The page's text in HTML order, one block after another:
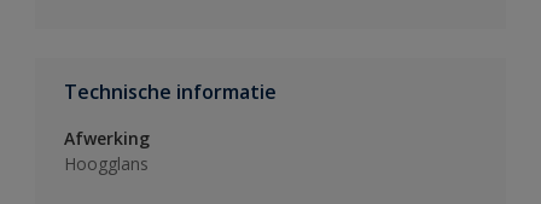
Technische informatie
Afwerking
Hoogglans